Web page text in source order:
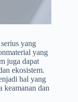
yang
yang
juga dapat
ekosistem.
hal yang
keamanan dan